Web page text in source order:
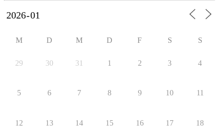
M D M D F S S
29 30 31 1 2 3 4
5 6 7 8 9 10 11
12 13 14 15 16 17 18